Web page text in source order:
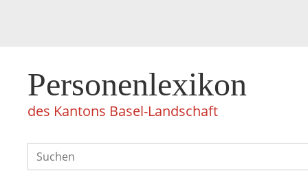
Personenlexikon
des Kantons Basel-Landschaft